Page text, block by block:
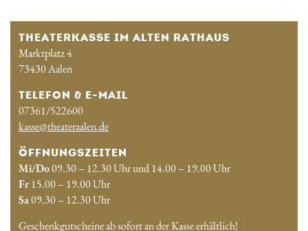
THEATERKASSE IM ALTEN RATHAUS
Marktplatz 4
73430 Aalen
TELEFON & E-MAIL
07361/522600
kasse@theateraalen.de
ÖFFNUNGSZEITEN
Mi/Do09.30 – 12.30 Uhr und 14.00 – 19.00 Uhr
Fr15.00 – 19.00 Uhr
Sa09.30 – 12.30 Uhr
Geschenkgutscheine ab sofort an der Kasse erhältlich!